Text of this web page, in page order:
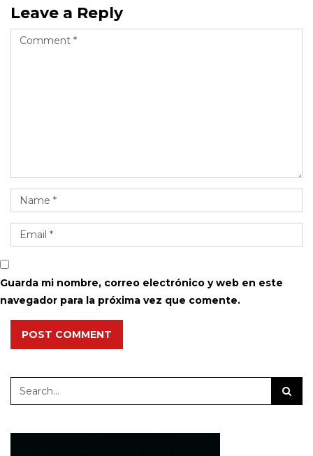
Leave a Reply
Guarda mi nombre, correo electrónico y web en este
navegador para la próxima vez que comente.
POST COMMENT